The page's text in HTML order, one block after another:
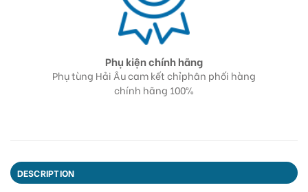
Tư vấn - Hỗ trợ 24/7
Đội ngủ nhân viên tư vấn sẵn sàng hỗ trợ
24/7
DESCRIPTION